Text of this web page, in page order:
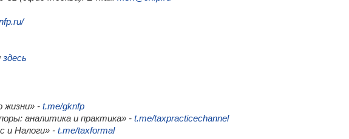
здесь
жизни» - t.me/gknfp
аналитика и практика» - t.me/taxpracticechannel
и Налоги» - t.me/taxformal